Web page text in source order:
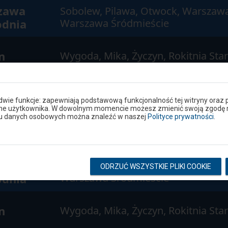
Sobolew, Pilawa, Otwock,
Warszawa Śródmieście
Wygoda, Mika, Życzyn, Rokitnia
Warszawa Śródmieście
Sobolew, Pilawa, Otwock,
Warszawa Śródmieście
Wygoda, Mika, Życzyn, Rokitnia
funkcje: zapewniają podstawową funkcjonalność tej witryny oraz
użytkownika. W dowolnym momencie możesz zmienić swoją zgodę
osobowych można znaleźć w naszej Polityce prywatności
ODRZUĆ WSZYSTKIE PLIKI COOKIE